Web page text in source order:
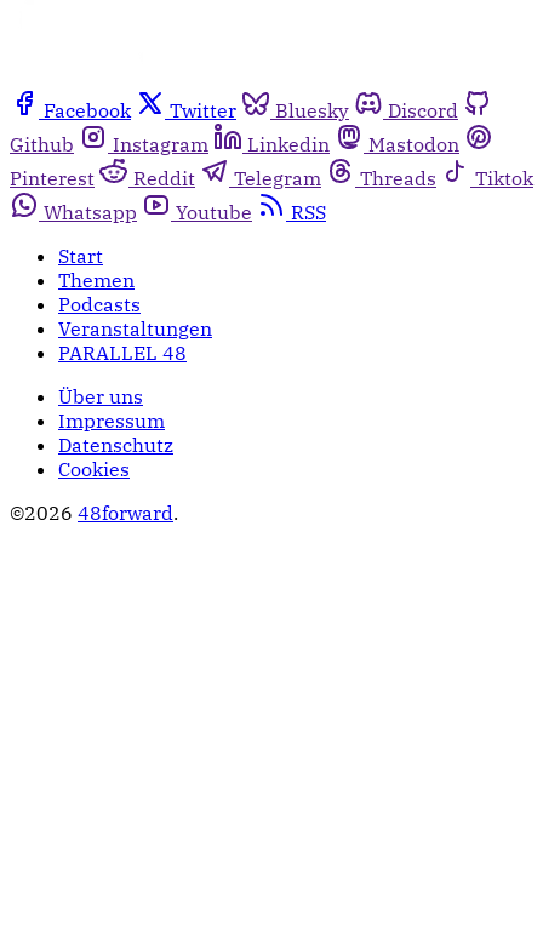
Facebook Twitter Bluesky
Discord
Github
Instagram Linkedin
Mastodon
Pinterest
Reddit Telegram Threads
Tiktok
Whatsapp
Youtube
RSS
Start
Themen
Podcasts
Veranstaltungen
PARALLEL 48
Über uns
Impressum
Datenschutz
Cookies
©2026 48forward.